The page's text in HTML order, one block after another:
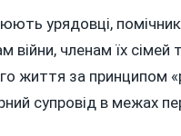
урядовці,
війни, членам їх
життя за принципом
супровід в межах